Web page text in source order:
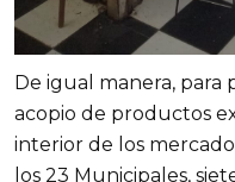
De igual manera, para
acopio de productos
interior de los
los 23 Municipales,